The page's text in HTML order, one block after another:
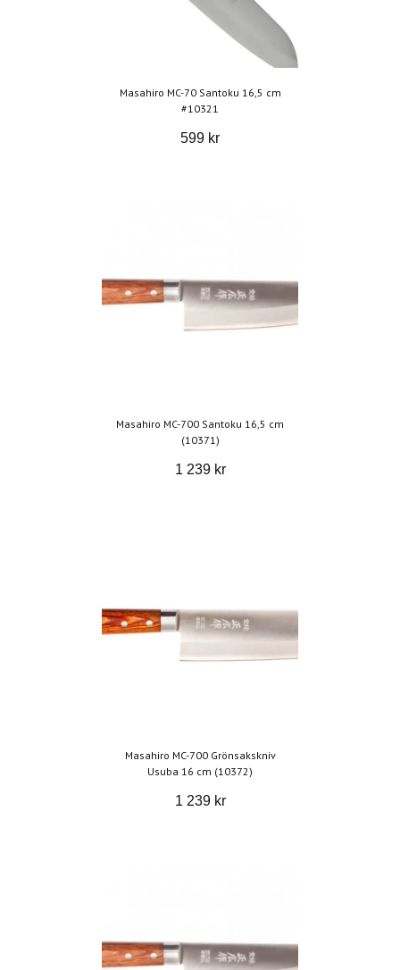
Masahiro MC-70 Santoku 16,5 cm
#10321
599 kr
Masahiro MC-700 Santoku 16,5 cm
(10371)
1 239 kr
Masahiro MC-700 Grönsakskniv
Usuba 16 cm (10372)
1 239 kr